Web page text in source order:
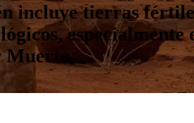
incluye tierras
Muerto.